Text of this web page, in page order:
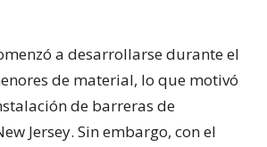
a desarrollarse durante el
de material, lo que motivó
de barreras de
Jersey. Sin embargo, con el